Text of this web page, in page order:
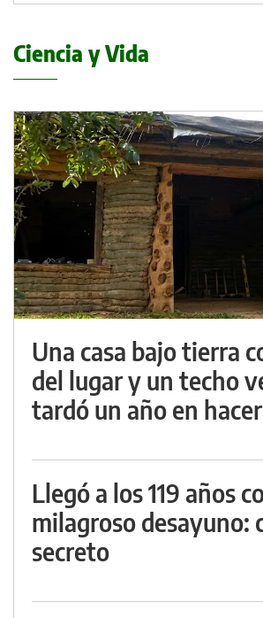
Ciencia y Vida
Una casa bajo tierra
del lugar y un techo
tardó un año en
Llegó a los 119 años
milagroso desayuno:
secreto